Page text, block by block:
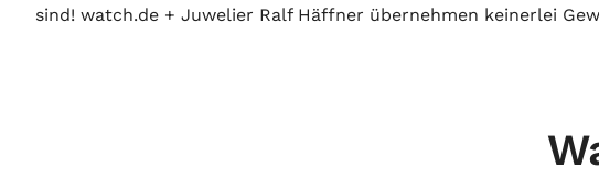
sind! watch.de + Juwelier Ralf Häffner übernehmen keinerlei